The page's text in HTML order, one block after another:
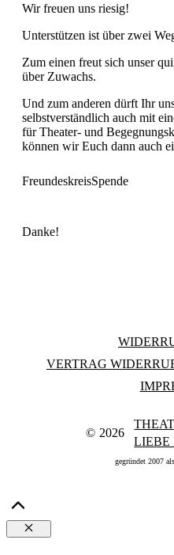
Wir freuen uns riesig!
Unterstützen ist über zwei
Zum einen freut sich unser
über Zuwachs.
Und zum anderen dürft Ihr
selbstverständlich auch mit
für Theater- und
können wir Euch dann auch
FreundeskreisSpende
Danke!
VERTRAG
© 2026
LIEBE
gegründet 2007
Close